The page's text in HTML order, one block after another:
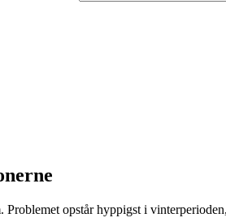
opstår hyppigst i